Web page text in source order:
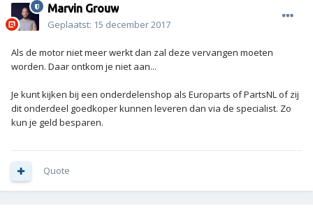
Marvin Grouw
Geplaatst: 15 december 2017
Als de motor niet meer werkt dan zal deze vervangen moeten
worden. Daar ontkom je niet aan...
Je kunt kijken bij een onderdelenshop als Europarts of PartsNL of zij
dit onderdeel goedkoper kunnen leveren dan via de specialist. Zo
kun je geld besparen.
Quote